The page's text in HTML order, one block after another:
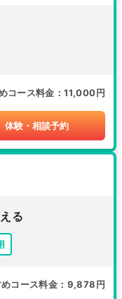
コース料金 11,000円
体験・相談予約
る
コース料金 9,878円